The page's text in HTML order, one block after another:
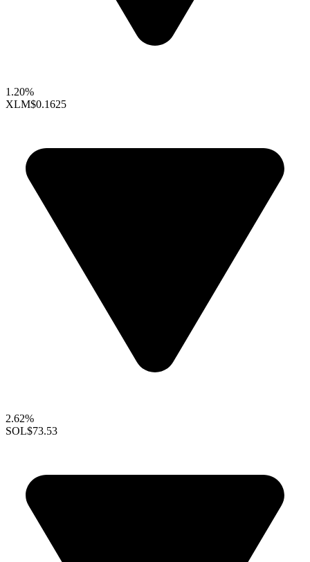
1.20%
XLM$0.1625
2.62%
SOL$73.53